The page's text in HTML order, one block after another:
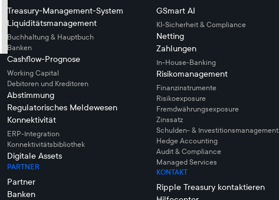
Treasury-Management-System
Liquiditätsmanagement
Buchhaltung & Hauptbuch
Banken
Cashflow-Prognose
Working Capital
Debitoren und Kreditoren
Abstimmung
Regulatorisches Meldewesen
Konnektivität
ERP-Integration
Konnektivitätsbibliothek
Digitale Assets
PARTNER
Partner
Banken
GSmart AI
KI-Sicherheit & Compliance
Netting
Zahlungen
In-House-Banking
Risikomanagement
Finanzinstrumente
Risikoexposure
Fremdwährungsexposure
Zinssatz
Schulden- & Investitionsmanagement
Hedge Accounting
Audit & Compliance
Managed Services
KONTAKT
Ripple Treasury kontaktieren